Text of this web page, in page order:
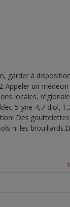
garder à
Appeler un
locales,
5-yne-4,7-diol,
Des
ni les